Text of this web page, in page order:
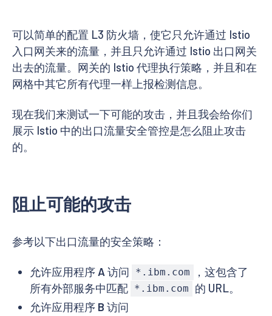
可以简单的配置 L3 防火墙，使它只允许通过 Istio
入口网关来的流量，并且只允许通过 Istio 出口网关
出去的流量。网关的 Istio 代理执行策略，并且和在
网格中其它所有代理一样上报检测信息。
现在我们来测试一下可能的攻击，并且我会给你们
展示 Istio 中的出口流量安全管控是怎么阻止攻击
的。
阻止可能的攻击
参考以下出口流量的安全策略：
允许应用程序 A 访问 *.ibm.com
，这包含了
所有外部服务中匹配 *.ibm.com
的 URL。
允许应用程序 B 访问